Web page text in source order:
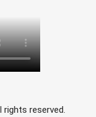
reserved.